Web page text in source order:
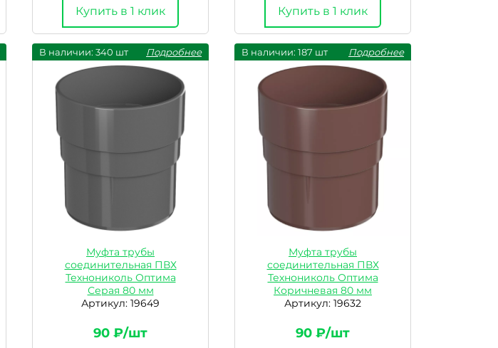
Купить в 1 клик Купить в 1 клик
В наличии: 340 шт Подробнее
Муфта трубы
соединительная ПВХ
Технониколь Оптима
Серая 80 мм
Артикул: 19649
90 ₽/шт
В наличии: 187 шт Подробнее
Муфта трубы
соединительная ПВХ
Технониколь Оптима
Коричневая 80 мм
Артикул: 19632
90 ₽/шт